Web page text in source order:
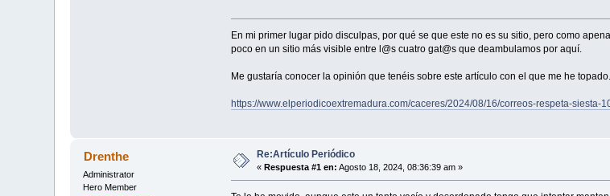
En mi primer lugar pido disculpas, por qué se que este no es su sitio, pero como
poco en un sitio más visible entre l@s cuatro gat@s que deambulamos por aquí.
Me gustaría conocer la opinión que tenéis sobre este artículo con el que me he topado.
https://www.elperiodicoextremadura.com/caceres/2024/08/16/correos-respeta-siesta-
Drenthe
Administrator
Hero Member
Re:Artículo Periódico
« Respuesta #1 en: Agosto 18, 2024, 08:36:39 am »